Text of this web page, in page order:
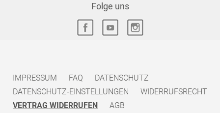
Folge uns
IMPRESSUM FAQ
DATENSCHUTZ
DATENSCHUTZ-EINSTELLUNGEN
WIDERRUFSRECHT
VERTRAG WIDERRUFEN
AGB